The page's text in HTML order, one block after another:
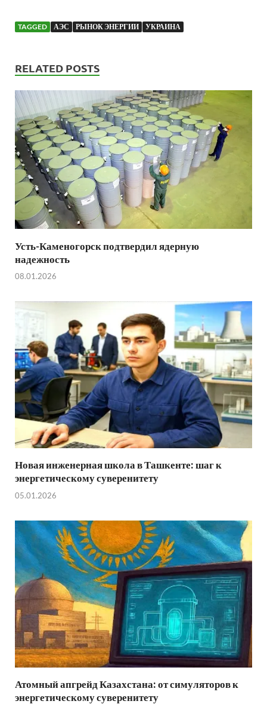
TAGGED АЭС РЫНОК ЭНЕРГИИ УКРАИНА
RELATED POSTS
Усть-Каменогорск подтвердил ядерную
надежность
08.01.2026
Новая инженерная школа в Ташкенте: шаг к
энергетическому суверенитету
05.01.2026
Атомный апгрейд Казахстана: от симуляторов к
энергетическому суверенитету